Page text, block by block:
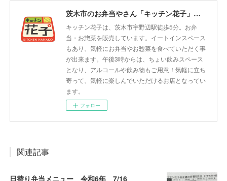
茨木市のお弁当やさん「キッチン花子」ちょい飲みスペース「サウス」
キッチン花子は、茨木市宇野辺駅徒歩5分。お弁
当・お惣菜を販売しています。イートインスペース
もあり、気軽にお弁当やお惣菜を食べていただく事
が出来ます。午後3時からは、ちょい飲みスペース
となり、アルコールや飲み物もご用意！気軽に立ち
寄って、気軽に楽しんでいただけるお店となってい
ます。
フォロー
関連記事
日替り弁当メニュー 令和6年 7/16